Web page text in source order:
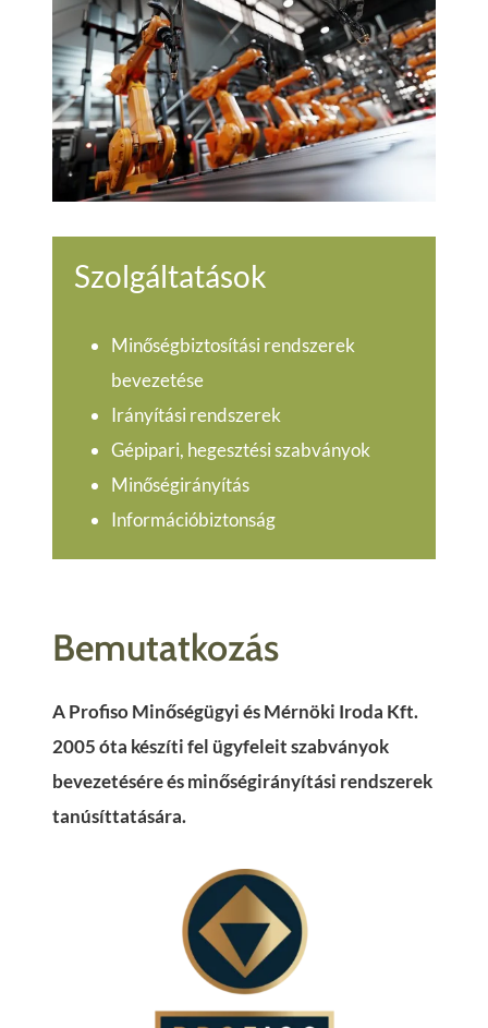
Szolgáltatások
Minőségbiztosítási rendszerek
bevezetése
Irányítási rendszerek
Gépipari, hegesztési szabványok
Minőségirányítás
Információbiztonság
Bemutatkozás
A Profiso Minőségügyi és Mérnöki Iroda Kft.
2005 óta készíti fel ügyfeleit szabványok
bevezetésére és minőségirányítási rendszerek
tanúsíttatására.